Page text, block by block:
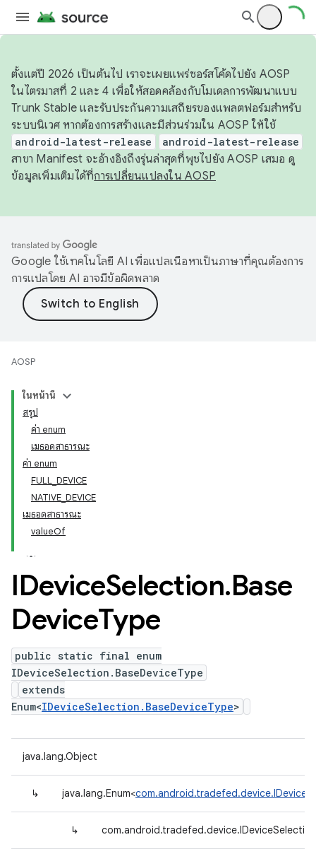
ตั้งแต่ปี 2026 เป็นต้นไป เราจะเผยแพร่ซอร์สโค้ดไปยัง AOSP
ในไตรมาสที่ 2 และ 4 เพื่อให้สอดคล้องกับโมเดลการพัฒนาแบบ
Trunk Stable และรับประกันความเสถียรของแพลตฟอร์มสำหรับ
ระบบนิเวศ หากต้องการสร้างและมีส่วนร่วมใน AOSP ให้ใช้
android-latest-release android-latest-release
สาขา Manifest จะอ้างอิงถึงรุ่นล่าสุดที่พุชไปยัง AOSP เสมอ ดู
ข้อมูลเพิ่มเติมได้ที่การเปลี่ยนแปลงใน AOSP
Google ใช้เทคโนโลยี AI เพื่อแปลเนื้อหาเป็นภาษาที่คุณต้องการ
การแปลโดย AI อาจมีข้อผิดพลาด
AOSP
ในหน้านี้
สรุป
ค่า enum
เมธอดสาธารณะ
ค่า enum
FULL_DEVICE
NATIVE_DEVICE
เมธอดสาธารณะ
valueOf
IDeviceSelection.Base
DeviceType
public static final enum
IDeviceSelection.BaseDeviceType
extends
Enum<IDeviceSelection.BaseDeviceType>
java.lang.Object
↳ java.lang.Enum<
↳